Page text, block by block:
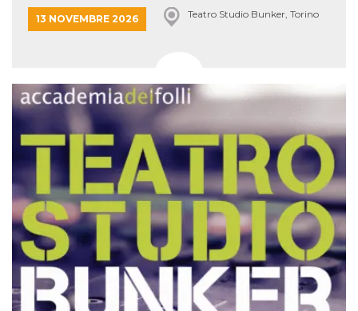
13 NOVEMBRE 2026 Teatro Studio Bunker, Torino